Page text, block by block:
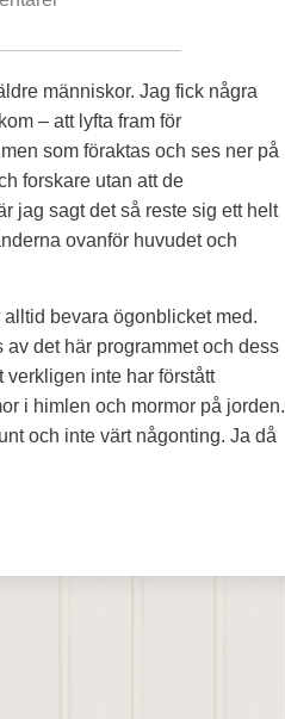
människor. Jag fick några
– att lyfta fram för
som föraktas och ses ner på
forskare utan att de
jag sagt det så reste sig ett helt
ovanför huvudet och
bevara ögonblicket med.
det här programmet och dess
verkligen inte har förstått
i himlen och mormor på jorden.
och inte värt någonting. Ja då